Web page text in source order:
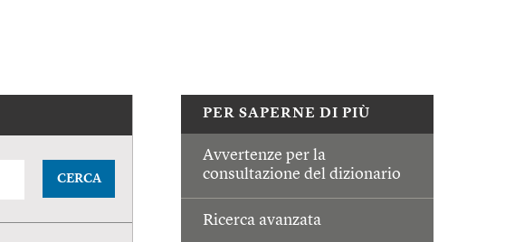
PER SAPERNE DI PIÙ
Avvertenze per la
consultazione del dizionario
Ricerca avanzata
CERCA